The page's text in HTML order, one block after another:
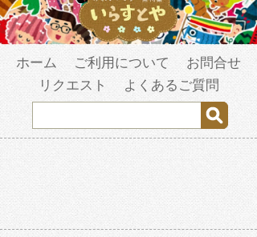
ホーム ご利用について
お問合せ
リクエスト
よくあるご質問